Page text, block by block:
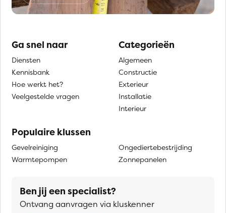
Ga snel naar
Diensten
Kennisbank
Hoe werkt het?
Veelgestelde vragen
Categorieën
Algemeen
Constructie
Exterieur
Installatie
Interieur
Populaire klussen
Gevelreiniging
Warmtepompen
Ongediertebestrijding
Zonnepanelen
Ben jij een specialist?
Ontvang aanvragen via kluskenner